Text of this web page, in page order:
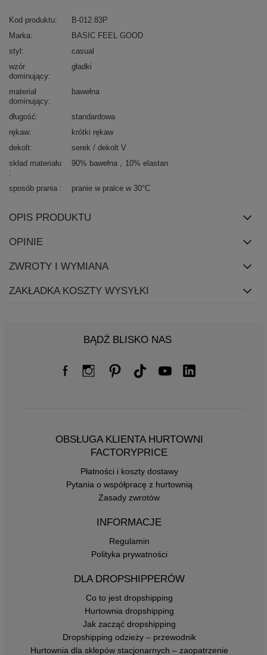
Kod produktu
B-012.83P
Marka
BASIC FEEL GOOD
styl
casual
wzór
dominujący
gładki
materiał
dominujący
bawełna
długość
standardowa
rękaw
krótki rękaw
dekolt
serek / dekolt V
skład materiału
90% bawełna 10% elastan
sposób prania pranie w pralce w 30°C
OPIS PRODUKTU
OPINIE
ZWROTY I WYMIANA
ZAKŁADKA KOSZTY WYSYŁKI
BĄDŹ BLISKO NAS
OBSŁUGA KLIENTA HURTOWNI
FACTORYPRICE
Płatności i koszty dostawy
Pytania o współpracę z hurtownią
Zasady zwrotów
INFORMACJE
Regulamin
Polityka prywatności
DLA DROPSHIPPERÓW
Co to jest dropshipping
Hurtownia dropshipping
Jak zacząć dropshipping
Dropshipping odzieży – przewodnik
Hurtownia dla sklepów stacjonarnych – zaopatrzenie